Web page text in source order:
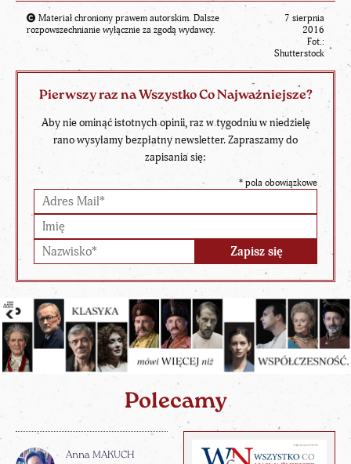
Materiał chroniony prawem autorskim. Dalsze
rozpowszechnianie wyłącznie za zgodą wydawcy.
7 sierpnia
2016
Fot.:
Shutterstock
Pierwszy raz na Wszystko Co Najważniejsze?
Aby nie ominąć istotnych opinii, raz w tygodniu w niedzielę
rano wysyłamy bezpłatny newsletter. Zapraszamy do
zapisania się:
* pola obowiązkowe
Polecamy
Anna MAKUCH